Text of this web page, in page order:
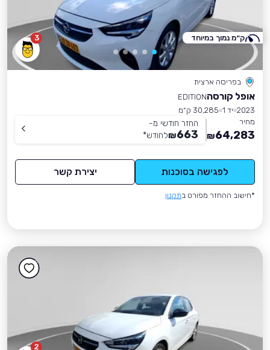
3
בפריסה ארצית
אופל קורסהEDITION
2023 יד 1
30,285 ק״מ
מחיר
64,283
₪
החזר חודשי מ-
663
₪לחודש*
לפגישה בסוכנות יצירת קשר
*חישוב ההחזר מפורט בתקנון
ק״מ נמוך במיוחד
2